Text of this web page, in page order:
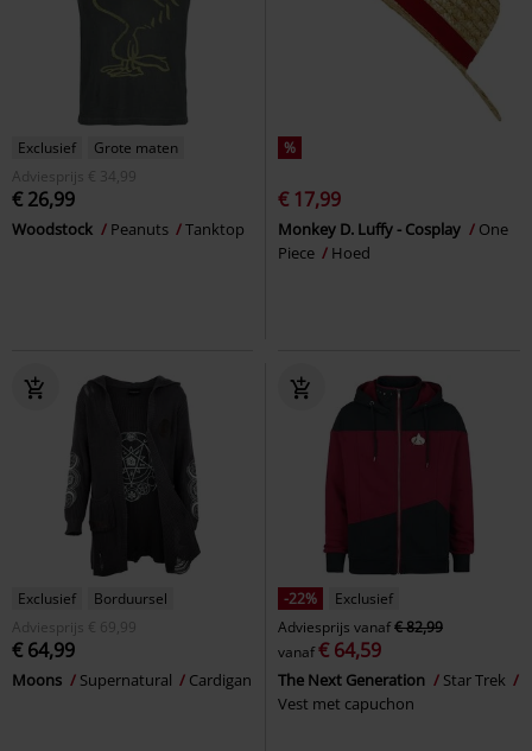
Exclusief
Grote maten
Adviesprijs
€ 34,99
€ 26,99
Woodstock Peanuts Tanktop
%
€ 17,99
Monkey D. Luffy - Cosplay
One
Piece
Hoed
Exclusief
Borduursel
Adviesprijs
€ 69,99
€ 64,99
Moons Supernatural Cardigan
-22%
Exclusief
Adviesprijs vanaf€ 82,99
vanaf€ 64,59
The Next Generation
Star Trek
Vest met capuchon